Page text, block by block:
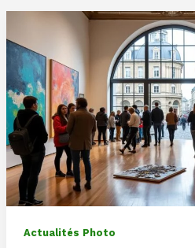
:
Armstrong,
une
plongée
dans
l’underground
révélé
Actualités Photo